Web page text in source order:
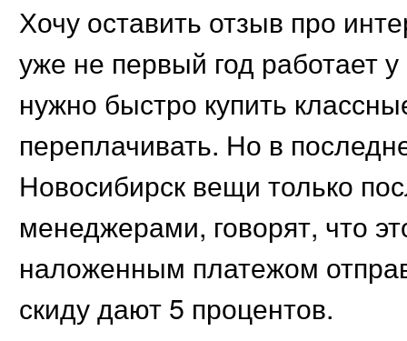
Хочу оставить отзыв про
уже не первый год работает
нужно быстро купить
переплачивать. Но в
Новосибирск вещи только
менеджерами, говорят, что
наложенным платежом
скиду дают 5 процентов.